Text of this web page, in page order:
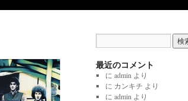
最近のコメント
に admin より
に カンキチ より
に admin より